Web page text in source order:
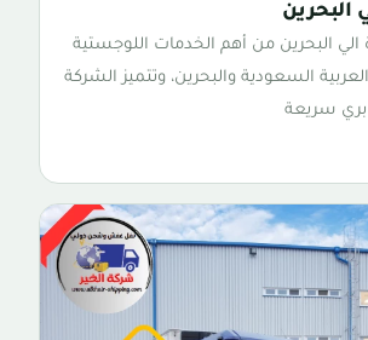
البحرين من أهم الخدمات اللوجستية
السعودية والبحرين، وتتميز الشركة
سريعة